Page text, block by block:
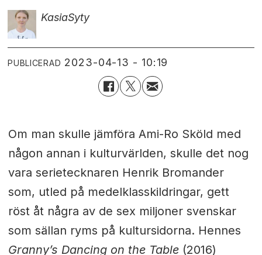
KasiaSyty
PUBLICERAD 2023-04-13 - 10:19
Om man skulle jämföra Ami-Ro Sköld med
någon annan i kulturvärlden, skulle det nog
vara serietecknaren Henrik Bromander
som, utled på medelklasskildringar, gett
röst åt några av de sex miljoner svenskar
som sällan ryms på kultursidorna. Hennes
Granny’s Dancing on the Table(2016)